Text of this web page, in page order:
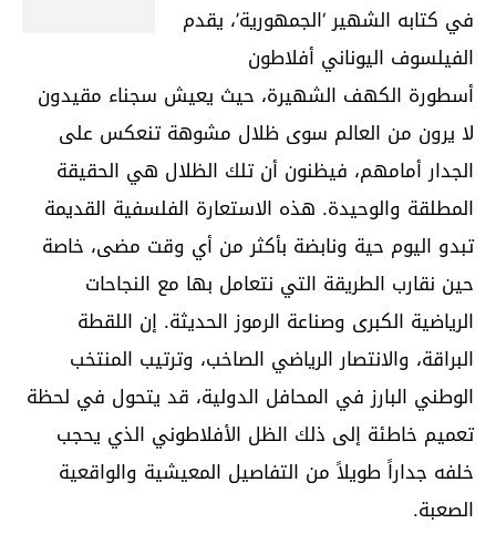
في كتابه الشهير ‘الجمهورية’، يقدم
الفيلسوف اليوناني أفلاطون
أسطورة الكهف الشهيرة، حيث يعيش سجناء مقيدون
لا يرون من العالم سوى ظلال مشوهة تنعكس على
الجدار أمامهم، فيظنون أن تلك الظلال هي الحقيقة
المطلقة والوحيدة. هذه الاستعارة الفلسفية القديمة
تبدو اليوم حية ونابضة بأكثر من أي وقت مضى، خاصة
حين نقارب الطريقة التي نتعامل بها مع النجاحات
الرياضية الكبرى وصناعة الرموز الحديثة. إن اللقطة
البراقة، والانتصار الرياضي الصاخب، وترتيب المنتخب
الوطني البارز في المحافل الدولية، قد يتحول في لحظة
تعميم خاطئة إلى ذلك الظل الأفلاطوني الذي يحجب
خلفه جداراً طويلاً من التفاصيل المعيشية والواقعية
الصعبة.